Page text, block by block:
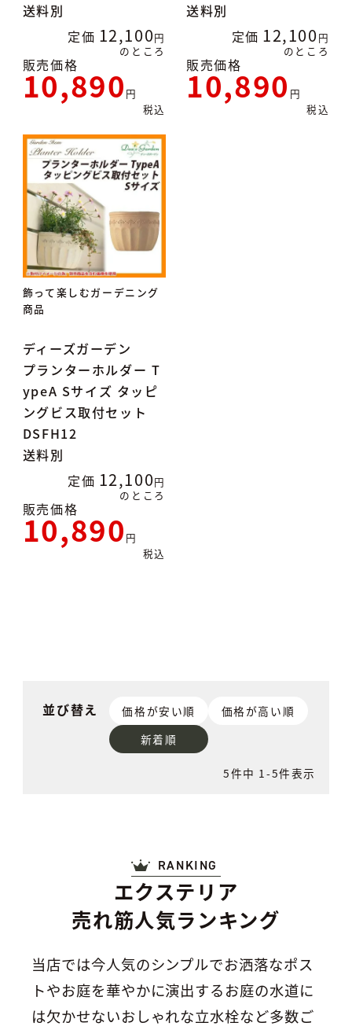
送料別
定価 12,100
のところ
販売価格
10,890
税込
送料別
定価 12,100
のところ
販売価格
10,890
税込
飾って楽しむガーデニング
商品
ディーズガーデン
プランターホルダー T
ypeA Sサイズ タッピ
ングビス取付セット
DSFH12
送料別
定価 12,100
のところ
販売価格
10,890
税込
並び替え 価格が安い順
価格が高い順
新着順
5件中 1-5件表示
エクステリア
売れ筋人気ランキング
RANKING
当店では今人気のシンプルでお洒落なポス
トやお庭を華やかに演出するお庭の水道に
は欠かせないおしゃれな立水栓など多数ご